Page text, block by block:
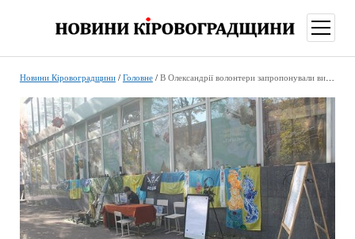
меню
Новини Кіровоградщини/ Головне/ В Олександрії волонтери запропонували витерти ноги об трикольорову ганчірку і задонатити на ЗСУ